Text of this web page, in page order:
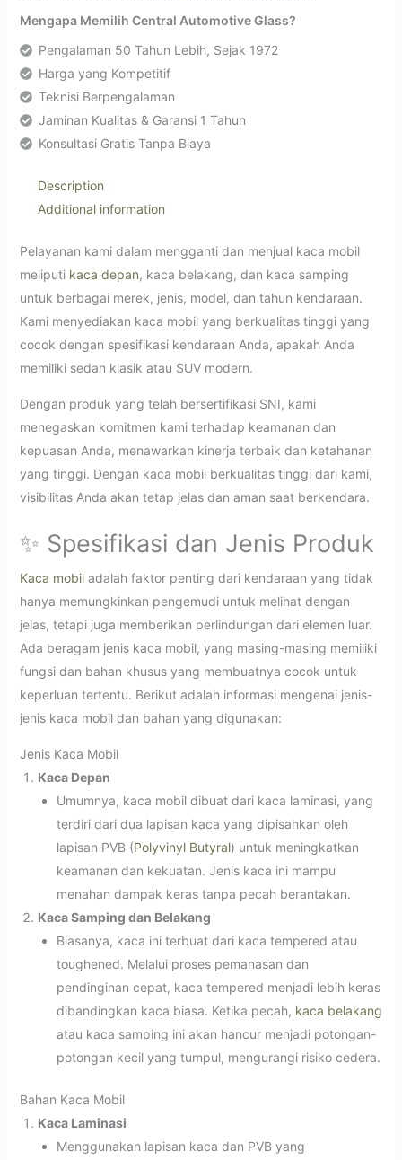
Mengapa Memilih Central Automotive Glass?
Pengalaman 50 Tahun Lebih, Sejak 1972
Harga yang Kompetitif
Teknisi Berpengalaman
Jaminan Kualitas & Garansi 1 Tahun
Konsultasi Gratis Tanpa Biaya
Description
Additional information
Pelayanan kami dalam mengganti dan menjual kaca mobil
meliputi kaca depan, kaca belakang, dan kaca samping
untuk berbagai merek, jenis, model, dan tahun kendaraan.
Kami menyediakan kaca mobil yang berkualitas tinggi yang
cocok dengan spesifikasi kendaraan Anda, apakah Anda
memiliki sedan klasik atau SUV modern.
Dengan produk yang telah bersertifikasi SNI, kami
menegaskan komitmen kami terhadap keamanan dan
kepuasan Anda, menawarkan kinerja terbaik dan ketahanan
yang tinggi. Dengan kaca mobil berkualitas tinggi dari kami,
visibilitas Anda akan tetap jelas dan aman saat berkendara.
✨ Spesifikasi dan Jenis Produk
Kaca mobiladalah faktor penting dari kendaraan yang tidak
hanya memungkinkan pengemudi untuk melihat dengan
jelas, tetapi juga memberikan perlindungan dari elemen luar.
Ada beragam jenis kaca mobil, yang masing-masing memiliki
fungsi dan bahan khusus yang membuatnya cocok untuk
keperluan tertentu. Berikut adalah informasi mengenai jenis-
jenis kaca mobil dan bahan yang digunakan:
Jenis Kaca Mobil
Kaca Depan
Umumnya, kaca mobil dibuat dari kaca laminasi, yang
terdiri dari dua lapisan kaca yang dipisahkan oleh
lapisan PVB (Polyvinyl Butyral) untuk meningkatkan
keamanan dan kekuatan. Jenis kaca ini mampu
menahan dampak keras tanpa pecah berantakan.
Kaca Samping dan Belakang
Biasanya, kaca ini terbuat dari kaca tempered atau
toughened. Melalui proses pemanasan dan
pendinginan cepat, kaca tempered menjadi lebih keras
dibandingkan kaca biasa. Ketika pecah, kaca belakang
atau kaca samping ini akan hancur menjadi potongan-
potongan kecil yang tumpul, mengurangi risiko cedera.
Bahan Kaca Mobil
Kaca Laminasi
Menggunakan lapisan kaca dan PVB yang